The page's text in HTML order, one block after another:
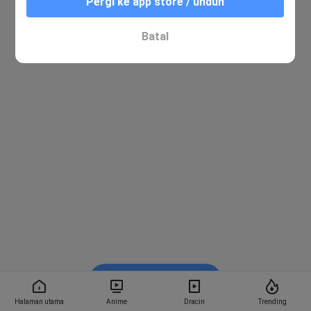
Halaman utama Anime Dracin Trending
Batal
Nonton di Bstation